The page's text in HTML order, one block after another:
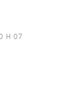
H 07